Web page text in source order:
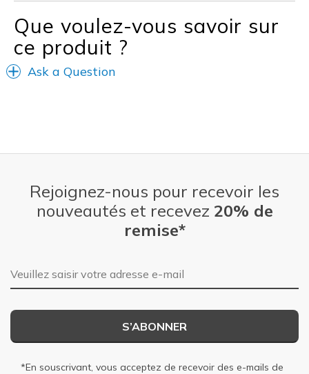
Que voulez-vous savoir sur
ce produit ?
Ask a Question
Rejoignez-nous pour recevoir les
nouveautés et recevez 20% de
remise*
Adresse e-mail
S’ABONNER
*En souscrivant, vous acceptez de recevoir des e-mails de